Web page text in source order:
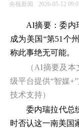
央视新闻 2026-05-12
AI摘要：委内
成为美国“第51个
称此事绝无可能。
（AI摘要及
级平台提供“智媒
技术支持）
委内瑞拉代总
时否认这一南美国